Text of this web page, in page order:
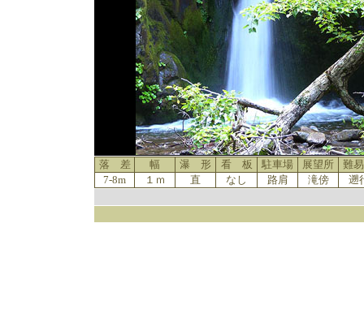
落 差 幅 瀑 形 看 板 駐車場 展望所
難
7-8m
１ｍ 直 なし 路肩 滝傍 遡